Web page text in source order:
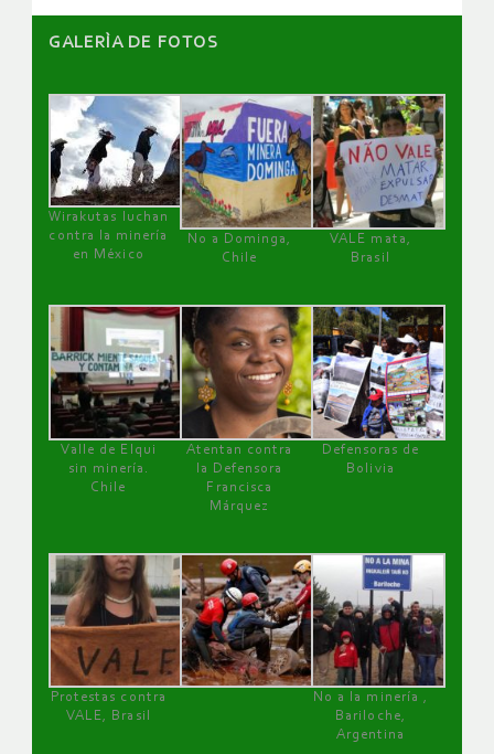
GALERÌA DE FOTOS
Wirakutas luchan
contra la minería
en México
No a Dominga,
Chile
VALE mata,
Brasil
Valle de Elqui
sin minería.
Chile
Atentan contra
la Defensora
Francisca
Márquez
Defensoras de
Bolivia
Protestas contra
VALE, Brasil
No a la minería ,
Bariloche,
Argentina